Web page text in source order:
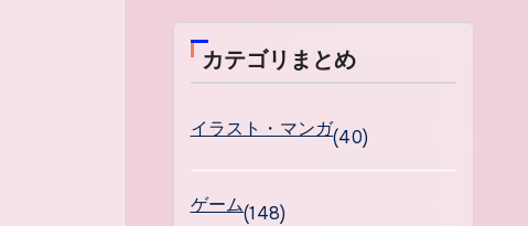
カテゴリまとめ
イラスト・マンガ(40)
ゲーム(148)